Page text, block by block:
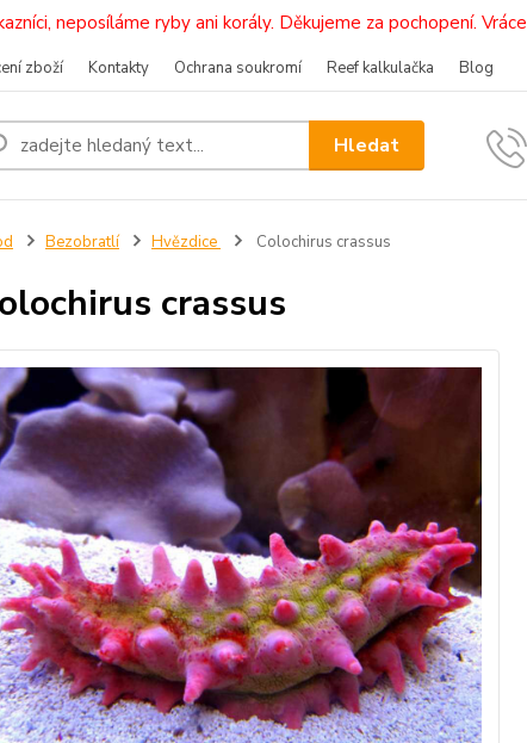
neposíláme ryby ani korály. Děkujeme za pochopení.
zboží Kontakty Ochrana soukromí Reef kalkulačka Blog
Hledat
Bezobratlí Hvězdice Colochirus crassus
crassus